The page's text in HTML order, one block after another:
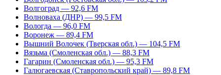
Волгоград — 92,6 FM
Волноваха (ДНР) — 99,5 FM
Вологда — 96,0 FM
Воронеж — 89,4 FM
Вышний Волочек (Тверская обл.) — 104,5 FM
Вязьма (Смоленская обл.) — 88,3 FM
Гагарин (Смоленская обл.) — 95,3 FM
Галюгаевская (Ставропольский край) — 89,8 FM